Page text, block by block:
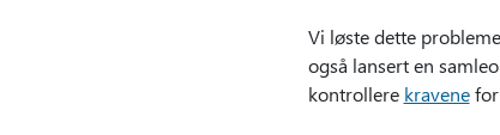
Vi løste dette
også lansert en
kontrollere kravenefor